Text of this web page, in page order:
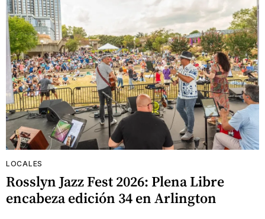
LOCALES
Rosslyn Jazz Fest 2026: Plena Libre
encabeza edición 34 en Arlington